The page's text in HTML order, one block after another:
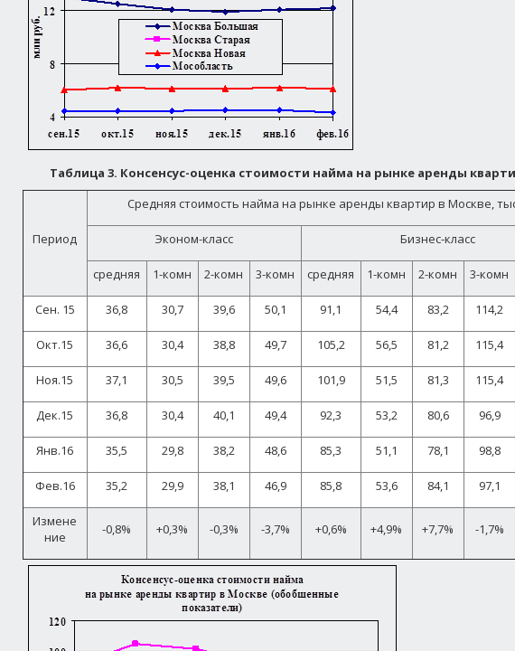
Таблица 3. Консенсус-оценка стоимости найма на рынке аренды
Период
Средняя стоимость найма на рынке аренды квартир в Москве,
Эконом-класс Бизнес-класс
средняя 1-комн 2-комн 3-комн средняя 1-комн 2-комн 3-комн
Сен. 15 36,8 30,7 39,6 50,1 91,1 54,4 83,2 114,2
Окт.15 36,6 30,4 38,8 49,7 105,2 56,5 81,2 115,4
Ноя.15 37,1 30,5 39,5 49,6 101,9 51,5 81,3 115,4
Дек.15 36,8 30,4 40,1 49,4 92,3 53,2 80,6 96,9
Янв.16 35,5 29,8 38,2 48,6 85,3 51,1 78,1 98,8
Фев.16 35,2 29,9 38,1 46,9 85,8 53,6 84,1 97,1
Измене
ние
-0,8% +0,3% -0,3% -3,7% +0,6% +4,9% +7,7% -1,7%